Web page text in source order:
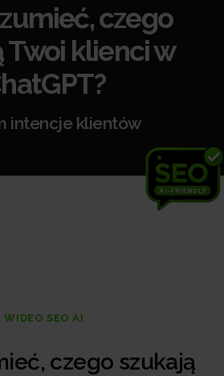
czego
Twoi klienci w
intencje klientów
WIDEO SEO AI
czego szukają